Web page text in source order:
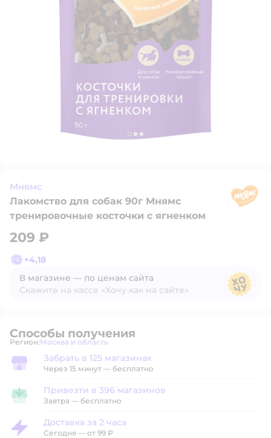
Мнямс
Лакомство для собак 90г Мнямс
тренировочные косточки с ягненком
209 ₽
+4,18
В магазине — по ценам сайта
Скажите на кассе «Хочу как на сайте»
Способы получения
Регион: Выбор адреса доставки.
Москва и область
Забрать в магазине
Забрать в 125 магазинах
Через 15 минут — бесплатно
Привезти в магазин
Привезти в 396 магазинов
Завтра — бесплатно
Доставка за 2 часа
Доставка за 2 часа
Сегодня — от 99 ₽